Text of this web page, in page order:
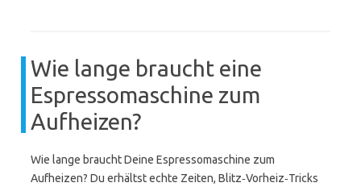
Wie lange braucht eine
Espressomaschine zum
Aufheizen?
Wie lange braucht Deine Espressomaschine zum
Aufheizen? Du erhältst echte Zeiten, Blitz‑Vorheiz‑Tricks